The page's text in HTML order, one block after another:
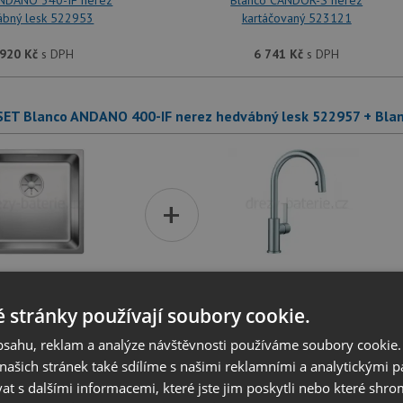
lesk 522953
Kč s DPH
kartáčovaný 523121
6 741 Kč s DPH
Blanco ANDANO 400-IF nerez hedvábný lesk 522957 +
lesk 522957
Kč s DPH
+
kartáčovaný 523121
6 741 Kčs DPH
stránky používají soubory cookie.
reklam a analýze návštěvnosti používáme soubory
stránek také sdílíme s našimi reklamními a analytickými
s dalšími informacemi, které jste jim poskytli nebo které